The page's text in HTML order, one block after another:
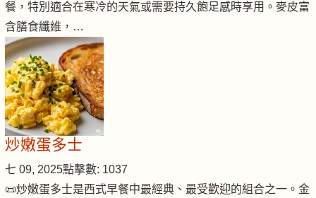
餐，特別適合在寒冷的天氣或需要持久飽足感時享用。麥皮富
含膳食纖維，…
炒嫩蛋多士
七 09, 2025點擊數: 1037
📜炒嫩蛋多士是西式早餐中最經典、最受歡迎的組合之一。金